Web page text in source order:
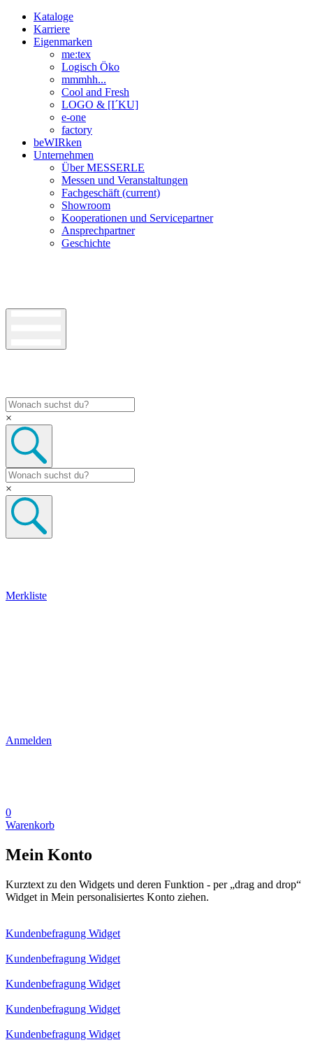
Kataloge
Karriere
Eigenmarken
me:tex
Logisch Öko
mmmhh...
Cool and Fresh
LOGO & [I´KU]
e-one
factory
beWIRken
Unternehmen
Über MESSERLE
Messen und Veranstaltungen
Fachgeschäft (current)
Showroom
Kooperationen und Servicepartner
Ansprechpartner
Geschichte
×
×
Merkliste
Anmelden
0
Warenkorb
Mein Konto
Kurztext zu den Widgets und deren Funktion - per „drag and drop“
Widget in Mein personalisiertes Konto ziehen.
Kundenbefragung Widget
Kundenbefragung Widget
Kundenbefragung Widget
Kundenbefragung Widget
Kundenbefragung Widget